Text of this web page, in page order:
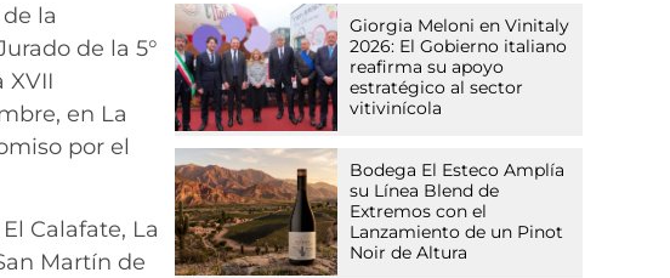
la
de la 5°
XVII
en La
por el
Calafate, La
Martín de
Giorgia Meloni en Vinitaly
2026: El Gobierno italiano
reafirma su apoyo
estratégico al sector
vitivinícola
Bodega El Esteco Amplía
su Línea Blend de
Extremos con el
Lanzamiento de un Pinot
Noir de Altura